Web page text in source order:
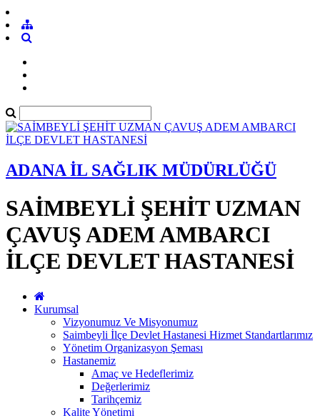
ADANA İL SAĞLIK MÜDÜRLÜĞÜ
SAİMBEYLİ ŞEHİT UZMAN
ÇAVUŞ ADEM AMBARCI
İLÇE DEVLET HASTANESİ
Kurumsal
Vizyonumuz Ve Misyonumuz
Saimbeyli İlçe Devlet Hastanesi Hizmet Standartlarımız
Yönetim Organizasyon Şeması
Hastanemiz
Amaç ve Hedeflerimiz
Değerlerimiz
Tarihçemiz
Kalite Yönetimi